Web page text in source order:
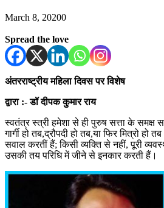
March 8, 20200
Spread the love
अंतरराष्ट्रीय महिला दिवस पर विशेष
द्वारा :- डॉ दीपक कुमार राय
स्वतंत्र स्त्री हमेशा से ही पुरुष सत्ता के समक्ष
गार्गी हो तब,द्रौपदी हो तब,या फिर मित्रो हो
सवाल करतीं हैं; किसी व्यक्ति से नहीं, पूरी
उसकी तय परिधि में जीने से इनकार करती हैं।